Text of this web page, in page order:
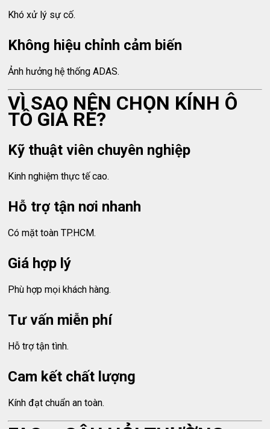
Khó xử lý sự cố.
Không hiệu chỉnh cảm biến
Ảnh hưởng hệ thống ADAS.
VÌ SAO NÊN CHỌN KÍNH Ô
TÔ GIÁ RẺ?
Kỹ thuật viên chuyên nghiệp
Kinh nghiệm thực tế cao.
Hỗ trợ tận nơi nhanh
Có mặt toàn TP.HCM.
Giá hợp lý
Phù hợp mọi khách hàng.
Tư vấn miễn phí
Hỗ trợ tận tình.
Cam kết chất lượng
Kính đạt chuẩn an toàn.